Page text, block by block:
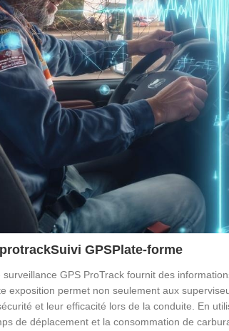
Suivi GPSPlate-forme
surveillance GPS ProTrack fournit des
exposition permet non seulement aux
et leur efficacité lors de la conduite. En
de déplacement et la consommation de